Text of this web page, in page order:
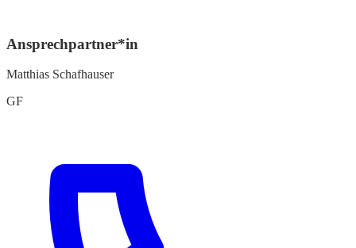
Ansprechpartner*in
Matthias Schafhauser
GF